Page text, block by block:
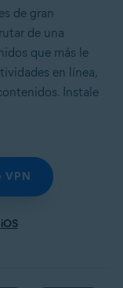
de gran
de una
que más le
en línea,
Instale
VPN
iOS